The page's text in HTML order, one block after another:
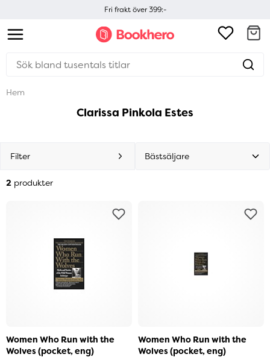
Fri frakt över 399:-
Hem
Clarissa Pinkola Estes
Filter
2 produkter
Women Who Run with the
Wolves (pocket, eng)
Women Who Run with the
Wolves (pocket, eng)